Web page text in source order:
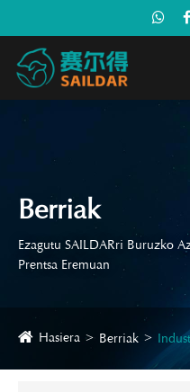
Berriak
Ezagutu SAILDARri Buruzko
Prentsa Eremuan
Hasiera Berriak